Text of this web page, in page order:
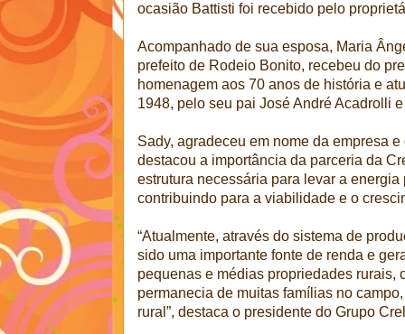
ocasião Battisti foi recebido pelo
Acompanhado de sua esposa, Maria
prefeito de Rodeio Bonito, recebeu do
homenagem aos 70 anos de história e
1948, pelo seu pai José André Acadrolli
Sady, agradeceu em nome da empresa
destacou a importância da parceria da
estrutura necessária para levar a
contribuindo para a viabilidade e o
“Atualmente, através do sistema de
sido uma importante fonte de renda e
pequenas e médias propriedades rurais,
permanecia de muitas famílias no
rural”, destaca o presidente do Grupo